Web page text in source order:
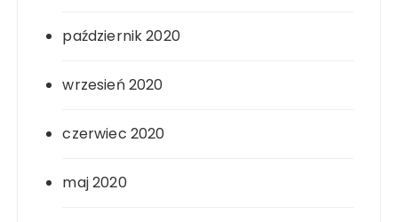
październik 2020
wrzesień 2020
czerwiec 2020
maj 2020